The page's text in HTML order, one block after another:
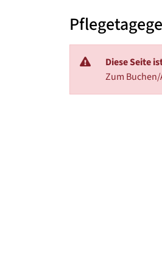
Diese Seite
Zum